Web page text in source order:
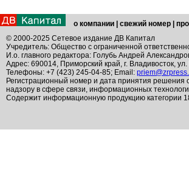
о компании свежий номер
© 2000-2025 Сетевое издание ДВ Капитал
Учредитель: Общество с ограниченной
И.о. главного редактора: Голубь Андрей
Адрес: 690014, Приморский край, г. Владивосток,
Телефоны: +7 (423) 245-04-85; Email:
Регистрационный номер и дата принятия
надзору в сфере связи, информационных
Содержит информационную продукцию категории